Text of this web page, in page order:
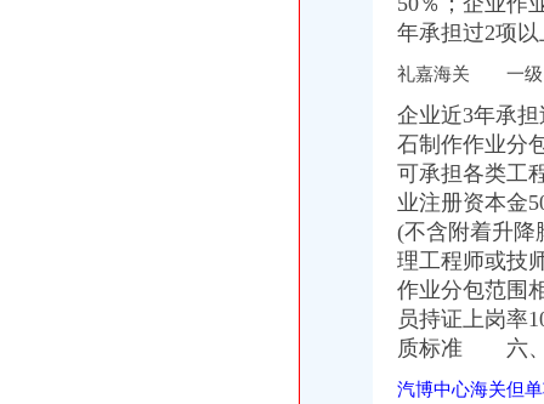
惠享系列-香港海洋公园四日（购物团）（上海出发）_出境跟团游_国
石家庄海关邯郸办事处附近宾馆_石家庄海关邯郸办事处附近酒店_石家
当街扒光“小三”衣服就能挽救姻了吗？_张晓霖律师专栏-法邦网
【渝北鸳鸯轻轨站复地天玺豪华装修4房南向低调奢】-朝重庆易登网
【夏日旅游VOL.3】号外！号外！据说有一大批日本鬼子占领了柘荣鸳
重庆华唐路到冉家坝社区可乘坐公交车：809路-重庆公交车网
年承担过2项
礼嘉海关 一级
企业近3年承
石制作作业分
可承担各类
业注册资本金
(不含附着升降
理工程师或技
作业分包范围
员持证上岗
质标准 六
汽博中心海关但